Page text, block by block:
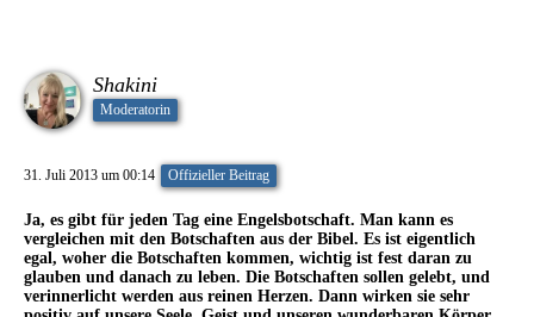
Shakini
Moderatorin
31. Juli 2013 um 00:14 Offizieller Beitrag
Ja, es gibt für jeden Tag eine Engelsbotschaft. Man kann es
vergleichen mit den Botschaften aus der Bibel. Es ist eigentlich
egal, woher die Botschaften kommen, wichtig ist fest daran zu
glauben und danach zu leben. Die Botschaften sollen gelebt, und
verinnerlicht werden aus reinen Herzen. Dann wirken sie sehr